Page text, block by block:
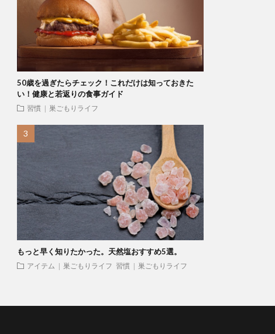
50歳を過ぎたらチェック！これだけは知っておきた
い！健康と若返りの食事ガイド
習慣 | 巣ごもりライフ
もっと早く知りたかった。天然塩おすすめ5選。
アイテム | 巣ごもりライフ 習慣 | 巣ごもりライフ